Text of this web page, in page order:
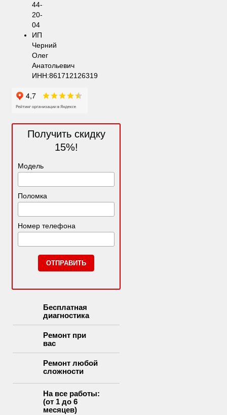
44-
20-
04
ИП
Черний
Олег
Анатольевич
ИНН:861712126319
Получить скидку
15%!
Модель
Поломка
Номер телефона
Бесплатная
диагностика
Ремонт при
вас
Ремонт любой
сложности
На все работы:
(от 1 до 6
месяцев)